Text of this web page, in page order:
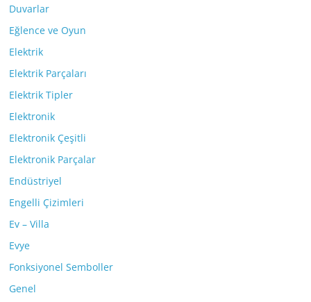
Duvarlar
Eğlence ve Oyun
Elektrik
Elektrik Parçaları
Elektrik Tipler
Elektronik
Elektronik Çeşitli
Elektronik Parçalar
Endüstriyel
Engelli Çizimleri
Ev – Villa
Evye
Fonksiyonel Semboller
Genel